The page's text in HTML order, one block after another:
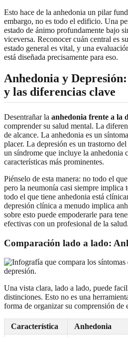
Esto hace de la anhedonia un pilar
embargo, no es todo el edificio. Una
estado de ánimo profundamente bajo
viceversa. Reconocer cuán central es
estado general es vital, y una
está diseñada precisamente para eso.
Anhedonia y
y las diferencias clave
Desentrañar la anhedonia frente a la
comprender su salud mental. La
de alcance. La anhedonia es un
placer. La depresión es un trastorno
un síndrome que incluye la anhedonia
características más prominentes.
Piénselo de esta manera: no todo el
pero la neumonía casi siempre implica
todo el que tiene anhedonia está
depresión clínica a menudo implica
sobre esto puede empoderarle para
efectivas con un profesional de la salud.
Comparación lado a lado:
Una vista clara, lado a lado, puede
distinciones. Esto no es una
forma de organizar su comprensión de
Característica Anhedonia